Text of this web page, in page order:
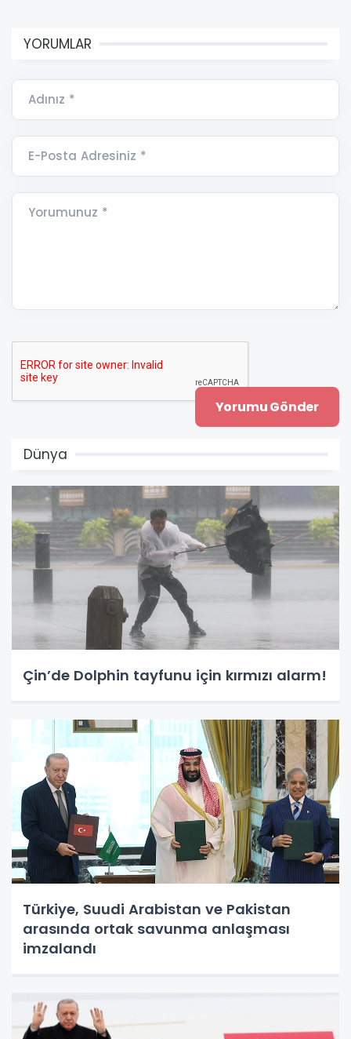
YORUMLAR
Adınız *
E-Posta Adresiniz *
Yorumunuz *
Dünya
Çin’de Dolphin tayfunu için kırmızı alarm!
Türkiye, Suudi Arabistan ve Pakistan
arasında ortak savunma anlaşması
imzalandı